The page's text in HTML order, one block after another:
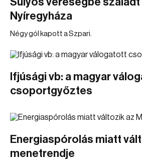
Nyíregyháza
Négy gól kapott a Szpari.
Ifjúsági vb: a magyar
csoportgyőztes
Energiaspórolás miatt
menetrendje